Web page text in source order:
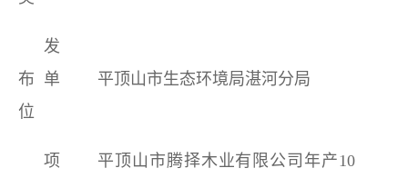
发
布单
位
平顶山市生态环境局湛河分局
项
平顶山市腾择木业有限公司年产10